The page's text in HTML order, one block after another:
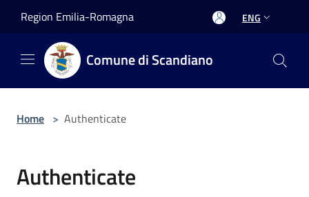
Region Emilia-Romagna ENG
Comune di Scandiano
Home > Authenticate
Authenticate